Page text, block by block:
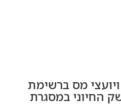
מס ברשימת
החיוני במסגרת